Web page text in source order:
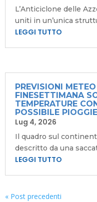
L’Anticiclone delle
uniti in un’unica
LEGGI TUTTO
PREVISIONI
FINESETTIMANA
TEMPERATURE
POSSIBILE
Lug 4, 2026
Il quadro sul
descritto da una
LEGGI TUTTO
« Post precedenti